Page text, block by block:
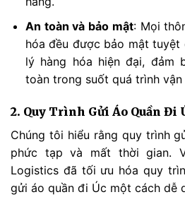
An toàn và bảo mật: Mọi
hóa đều được bảo mật
lý hàng hóa hiện đại, đảm
toàn trong suốt quá trình vận
2. Quy Trình Gửi Áo Quần Đi
Chúng tôi hiểu rằng quy trình
phức tạp và mất thời gian.
Logistics đã tối ưu hóa quy
gửi áo quần đi Úc một cách dễ